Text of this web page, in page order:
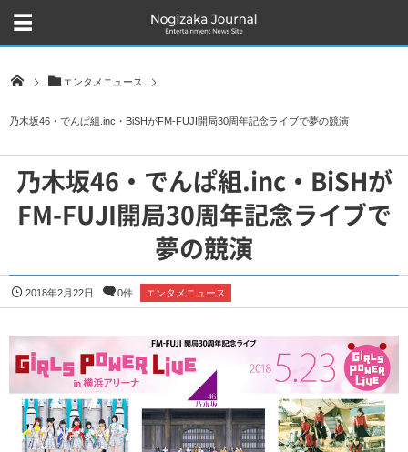
エンタメニュース
乃木坂46・でんぱ組.inc・BiSHがFM-FUJI開局30周年記念ライブで夢の競演
乃木坂46・でんぱ組.inc・BiSHが
FM-FUJI開局30周年記念ライブで
夢の競演
2018年2月22日 0件 エンタメニュース